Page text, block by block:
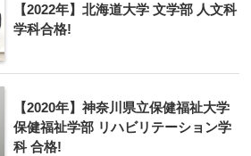
【2022年】北海道大学 文学部 人文科
学科合格!
【2020年】神奈川県立保健福祉大学
保健福祉学部 リハビリテーション学
科 合格!